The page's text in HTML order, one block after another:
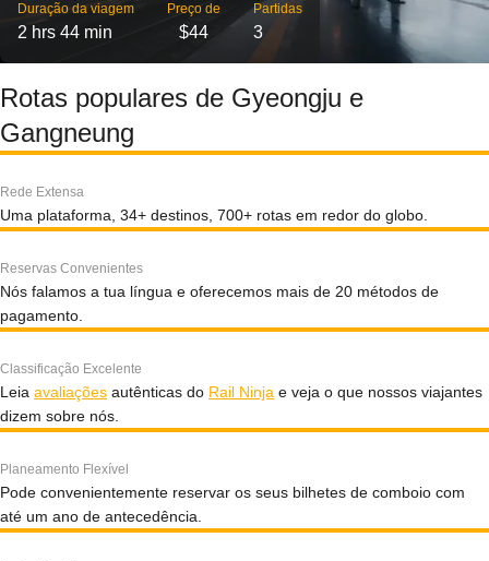
Duração da viagem
2 hrs 44 min
Preço de
$44
Partidas
3
Rotas populares de Gyeongju e
Gangneung
Rede Extensa
Uma plataforma, 34+ destinos, 700+ rotas em redor do globo.
Reservas Convenientes
Nós falamos a tua língua e oferecemos mais de 20 métodos de
pagamento.
Classificação Excelente
Leia avaliações autênticas do Rail Ninja e veja o que nossos viajantes
dizem sobre nós.
Planeamento Flexível
Pode convenientemente reservar os seus bilhetes de comboio com
até um ano de antecedência.